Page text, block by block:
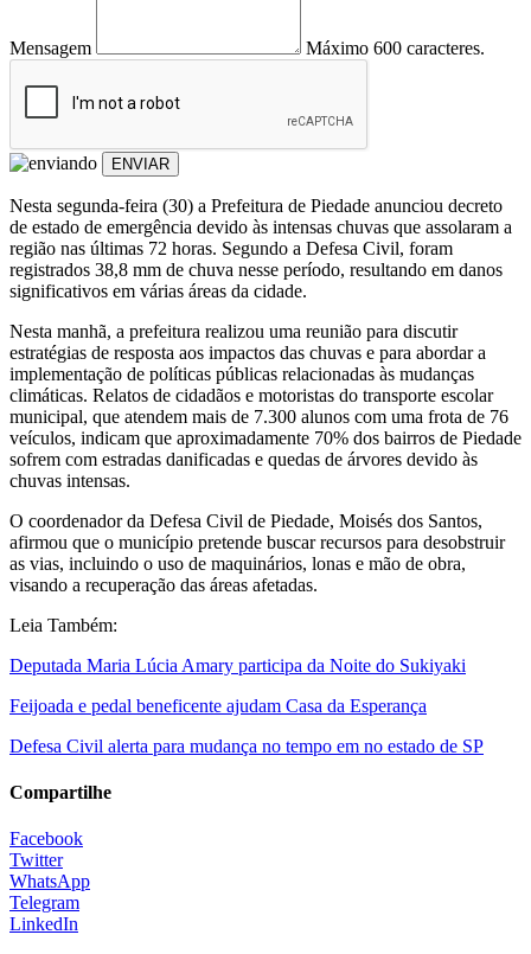
Mensagem Máximo 600 caracteres.
ENVIAR
Nesta segunda-feira (30) a Prefeitura de Piedade anunciou decreto
de estado de emergência devido às intensas chuvas que assolaram a
região nas últimas 72 horas. Segundo a Defesa Civil, foram
registrados 38,8 mm de chuva nesse período, resultando em danos
significativos em várias áreas da cidade.
Nesta manhã, a prefeitura realizou uma reunião para discutir
estratégias de resposta aos impactos das chuvas e para abordar a
implementação de políticas públicas relacionadas às mudanças
climáticas. Relatos de cidadãos e motoristas do transporte escolar
municipal, que atendem mais de 7.300 alunos com uma frota de 76
veículos, indicam que aproximadamente 70% dos bairros de Piedade
sofrem com estradas danificadas e quedas de árvores devido às
chuvas intensas.
O coordenador da Defesa Civil de Piedade, Moisés dos Santos,
afirmou que o município pretende buscar recursos para desobstruir
as vias, incluindo o uso de maquinários, lonas e mão de obra,
visando a recuperação das áreas afetadas.
Leia Também:
Deputada Maria Lúcia Amary participa da Noite do Sukiyaki
Feijoada e pedal beneficente ajudam Casa da Esperança
Defesa Civil alerta para mudança no tempo em no estado de SP
Compartilhe
Facebook
Twitter
WhatsApp
Telegram
LinkedIn